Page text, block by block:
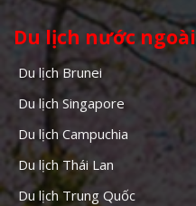
Du lịch nước ngoài
Du lịch Brunei
Du lịch Singapore
Du lịch Campuchia
Du lịch Thái Lan
Du lịch Trung Quốc